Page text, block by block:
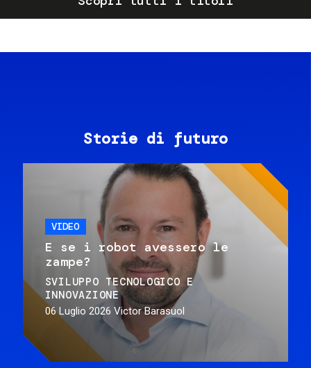
Storie di futuro
VIDEO
E se i robot avessero le
zampe?
SVILUPPO TECNOLOGICO E
INNOVAZIONE
06 Luglio 2026 Victor Barasuol